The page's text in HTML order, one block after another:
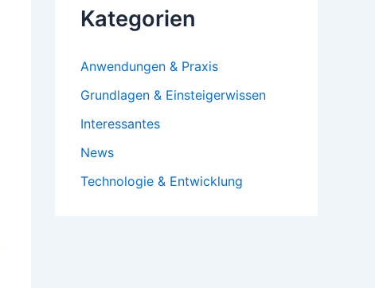
Kategorien
Anwendungen & Praxis
Grundlagen & Einsteigerwissen
Interessantes
News
Technologie & Entwicklung